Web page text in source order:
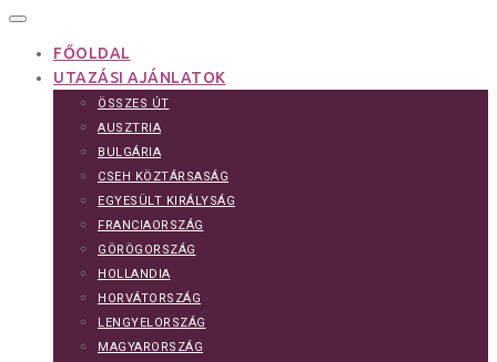
FŐOLDAL
UTAZÁSI AJÁNLATOK
ÖSSZES ÚT
AUSZTRIA
BULGÁRIA
CSEH KÖZTÁRSASÁG
EGYESÜLT KIRÁLYSÁG
FRANCIAORSZÁG
GÖRÖGORSZÁG
HOLLANDIA
HORVÁTORSZÁG
LENGYELORSZÁG
MAGYARORSZÁG